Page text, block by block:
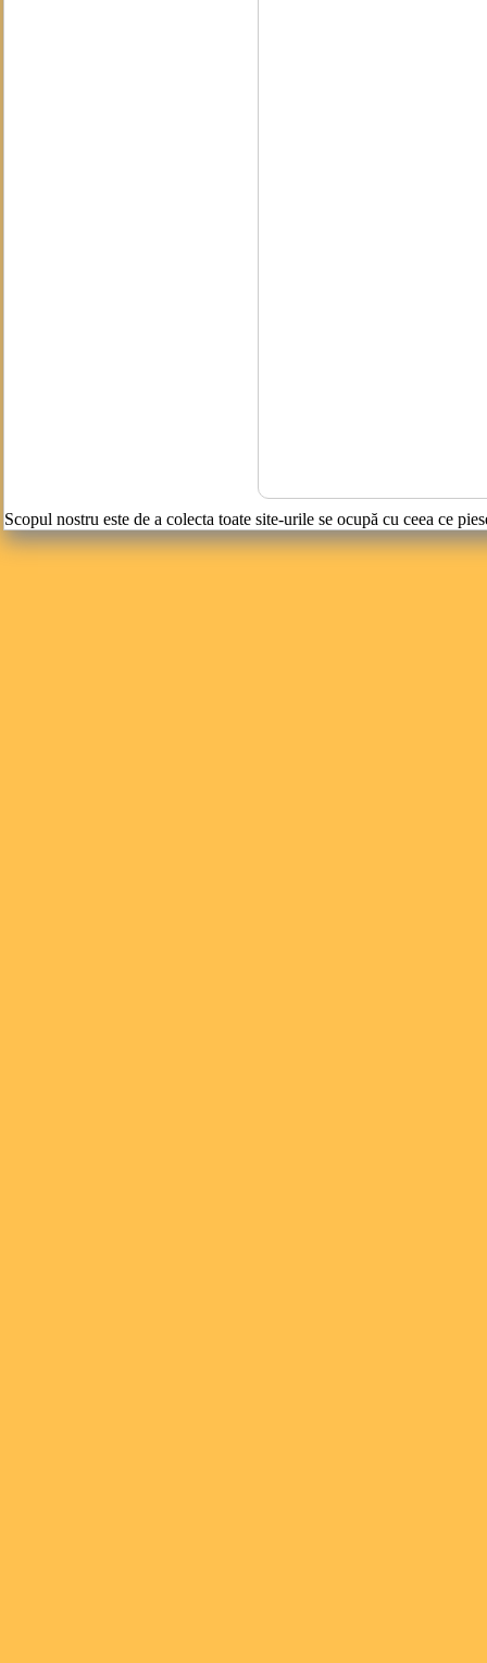
Scopul nostru este de a colecta toate site-urile se ocupă cu ceea ce